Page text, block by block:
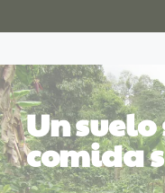
Un
comida